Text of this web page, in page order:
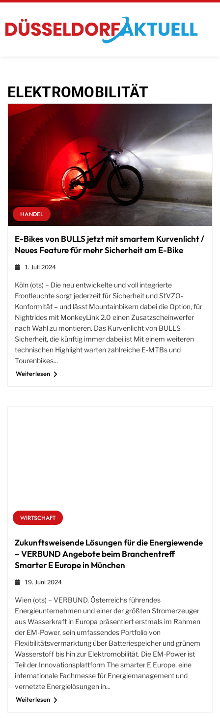
ELEKTROMOBILITÄT
HANDEL
E-Bikes von BULLS jetzt mit smartem Kurvenlicht /
Neues Feature für mehr Sicherheit am E-Bike
1. Juli 2024
Köln (ots) – Die neu entwickelte und voll integrierte
Frontleuchte sorgt jederzeit für Sicherheit und StVZO-
Konformität – und lässt Mountainbikern dabei die Option, für
Nightrides mit MonkeyLink 2.0 einen Zusatzscheinwerfer
nach Wahl zu montieren. Das Kurvenlicht von BULLS –
Sicherheit, die künftig immer dabei ist Mit einem weiteren
technischen Highlight warten zahlreiche E-MTBs und
Tourenbikes...
Weiterlesen
WIRTSCHAFT
Zukunftsweisende Lösungen für die Energiewende
– VERBUND Angebote beim Branchentreff
Smarter E Europe in München
19. Juni 2024
Wien (ots) – VERBUND, Österreichs führendes
Energieunternehmen und einer der größten Stromerzeuger
aus Wasserkraft in Europa präsentiert erstmals im Rahmen
der EM-Power, sein umfassendes Portfolio von
Flexibilitätsvermarktung über Batteriespeicher und grünem
Wasserstoff bis hin zur Elektromobilität. Die EM-Power ist
Teil der Innovationsplattform The smarter E Europe, eine
internationale Fachmesse für Energiemanagement und
vernetzte Energielösungen in...
Weiterlesen